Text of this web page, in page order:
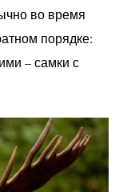
во время
порядке:
– самки с